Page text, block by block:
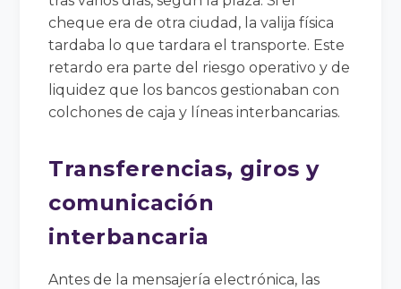
cheque era de otra ciudad, la valija física
tardaba lo que tardara el transporte. Este
retardo era parte del riesgo operativo y de
liquidez que los bancos gestionaban con
colchones de caja y líneas interbancarias.
Transferencias, giros y
comunicación
interbancaria
Antes de la mensajería electrónica, las